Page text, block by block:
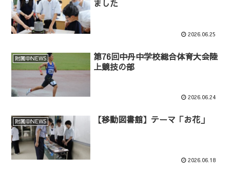
ました
2026.06.25
附属中NEWS
第76回中丹中学校総合体育大会陸
上競技の部
2026.06.24
附属中NEWS 【移動図書館】テーマ「お花」
2026.06.18